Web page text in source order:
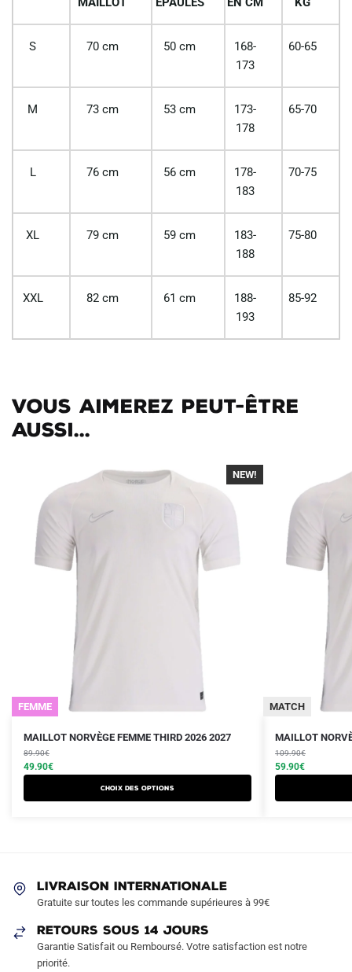
S 70 cm 50 cm
168-
173
60-65
M 73 cm 53 cm
173-
178
65-70
L 76 cm 56 cm
178-
183
70-75
XL 79 cm 59 cm
183-
188
75-80
XXL 82 cm 61 cm
188-
193
85-92
Vous aimerez peut-être
aussi...
-40%
NEW!
FEMME
MAILLOT NORVÈGE FEMME THIRD 2026 2027
89.90€
Le
prix
initial
était :
49.90€
Le
prix
actuel
est :
Choix des options
Ce
produit
a
être
choisies
sur
page
MATCH
MAILLOT
109.90€
Le
prix
initial
était :
59.90€
Le
prix
actuel
est :
Ce
produit
a
la
LIVRAISON INTERNATIONALE
Gratuite sur toutes les commande supérieures à 99€
RETOURS SOUS 14 JOURS
Garantie Satisfait ou Remboursé. Votre satisfaction est notre
priorité.